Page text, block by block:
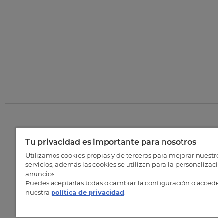
Tu privacidad es importante para nosotros
Utilizamos cookies propias y de terceros para mejorar
servicios, además las cookies se utilizan para la
anuncios.
Puedes aceptarlas todas o cambiar la configuración o
nuestra política de privacidad